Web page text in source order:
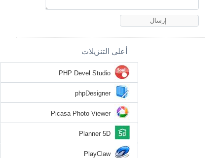
أعلى التنزيلات
PHP Devel Studio
phpDesigner
Picasa Photo Viewer
Planner 5D
PlayClaw